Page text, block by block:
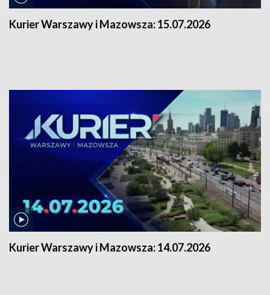
Kurier Warszawy i Mazowsza:15.07.2026
Kurier Warszawy i Mazowsza:14.07.2026